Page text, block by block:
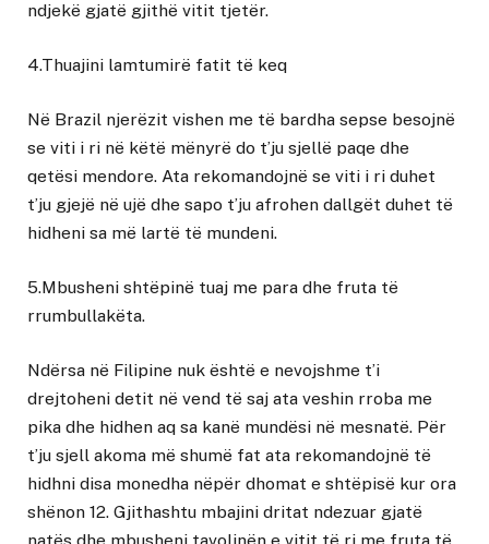
ndjekë gjatë gjithë vitit tjetër.
4.Thuajini lamtumirë fatit të keq
Në Brazil njerëzit vishen me të bardha sepse besojnë
se viti i ri në këtë mënyrë do t’ju sjellë paqe dhe
qetësi mendore. Ata rekomandojnë se viti i ri duhet
t’ju gjejë në ujë dhe sapo t’ju afrohen dallgët duhet të
hidheni sa më lartë të mundeni.
5.Mbusheni shtëpinë tuaj me para dhe fruta të
rrumbullakëta.
Ndërsa në Filipine nuk është e nevojshme t’i
drejtoheni detit në vend të saj ata veshin rroba me
pika dhe hidhen aq sa kanë mundësi në mesnatë. Për
t’ju sjell akoma më shumë fat ata rekomandojnë të
hidhni disa monedha nëpër dhomat e shtëpisë kur ora
shënon 12. Gjithashtu mbajini dritat ndezuar gjatë